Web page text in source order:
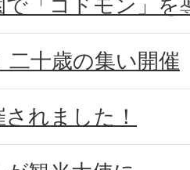
で「コドモン」を
二十歳の集い開催
れました！